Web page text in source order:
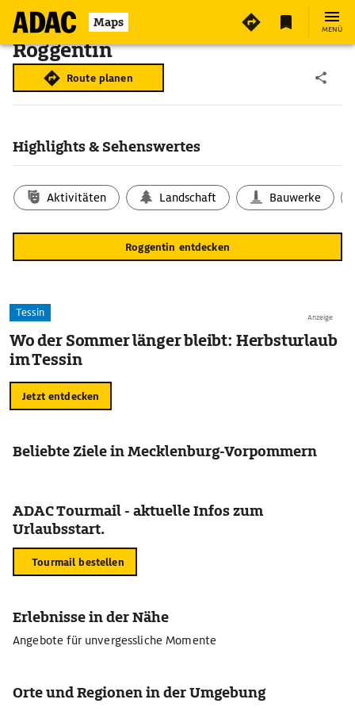
Maps MENÜ
Roggentin
Route planen
Highlights & Sehenswertes
Aktivitäten Landschaft Bauwerke
Roggentin entdecken
Anzeige
Tessin
Wo der Sommer länger bleibt: Herbsturlaub
im Tessin
Jetzt entdecken
Beliebte Ziele in Mecklenburg-Vorpommern
ADAC Tourmail - aktuelle Infos zum
Urlaubsstart.
Tourmail bestellen
Erlebnisse in der Nähe
Angebote für unvergessliche Momente
Orte und Regionen in der Umgebung